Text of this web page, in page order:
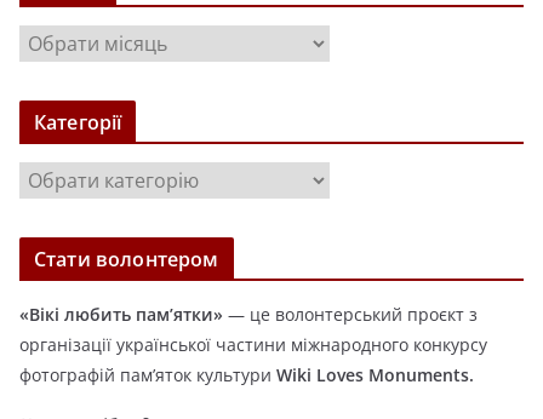
р
х
в
Категорії
а
т
о
р
і
Стати волонтером
«Вікі любить пам’ятки» — це волонтерський проєкт з
організації української частини міжнародного конкурсу
фотографій пам’яток культури Wiki Loves Monuments.